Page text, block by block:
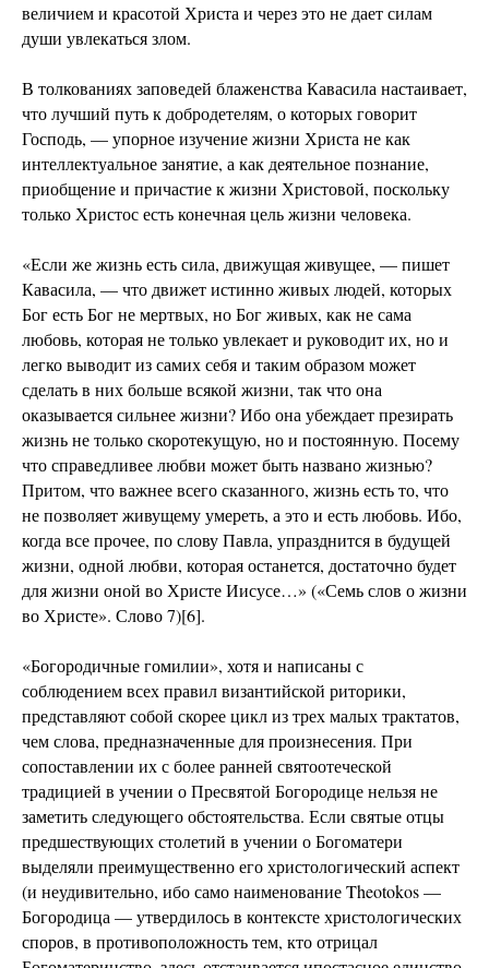
величием и красотой Христа и через это не дает силам
души увлекаться злом.
В толкованиях заповедей блаженства Кавасила настаивает,
что лучший путь к добродетелям, о которых говорит
Господь, — упорное изучение жизни Христа не как
интеллектуальное занятие, а как деятельное познание,
приобщение и причастие к жизни Христовой, поскольку
только Христос есть конечная цель жизни человека.
«Если же жизнь есть сила, движущая живущее, — пишет
Кавасила, — что движет истинно живых людей, которых
Бог есть Бог не мертвых, но Бог живых, как не сама
любовь, которая не только увлекает и руководит их, но и
легко выводит из самих себя и таким образом может
сделать в них больше всякой жизни, так что она
оказывается сильнее жизни? Ибо она убеждает презирать
жизнь не только скоротекущую, но и постоянную. Посему
что справедливее любви может быть названо жизнью?
Притом, что важнее всего сказанного, жизнь есть то, что
не позволяет живущему умереть, а это и есть любовь. Ибо,
когда все прочее, по слову Павла, упразднится в будущей
жизни, одной любви, которая останется, достаточно будет
для жизни оной во Христе Иисусе…» («Семь слов о жизни
во Христе». Слово 7)[6].
«Богородичные гомилии», хотя и написаны с
соблюдением всех правил византийской риторики,
представляют собой скорее цикл из трех малых трактатов,
чем слова, предназначенные для произнесения. При
сопоставлении их с более ранней святоотеческой
традицией в учении о Пресвятой Богородице нельзя не
заметить следующего обстоятельства. Если святые отцы
предшествующих столетий в учении о Богоматери
выделяли преимущественно его христологический аспект
(и неудивительно, ибо само наименование Theotokos —
Богородица — утвердилось в контексте христологических
споров, в противоположность тем, кто отрицал